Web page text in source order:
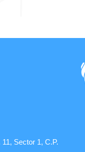
Sector 1, C.P.